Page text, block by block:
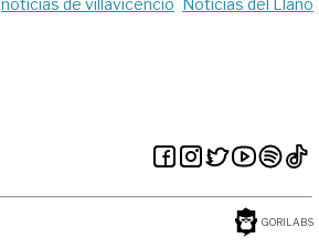
noticias de villavicencio Noticias del Llano
GORILABS